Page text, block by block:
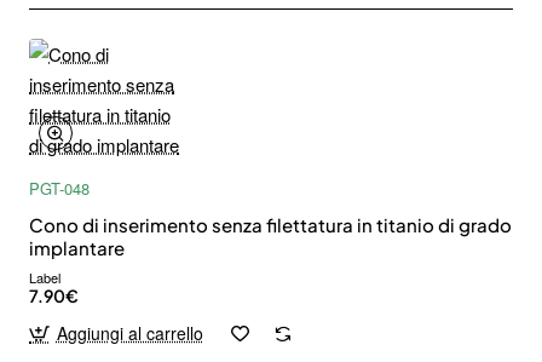
PGT-048
Cono di inserimento senza filettatura in titanio di grado
implantare
Label
7.90€
Aggiungi al carrello